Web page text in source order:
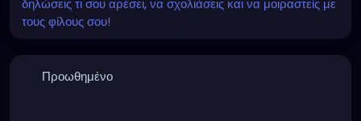
δηλώσεις τι σου αρέσει, να σχολιάσεις και να μοιραστείς με
τους φίλους σου!
Προωθημένο